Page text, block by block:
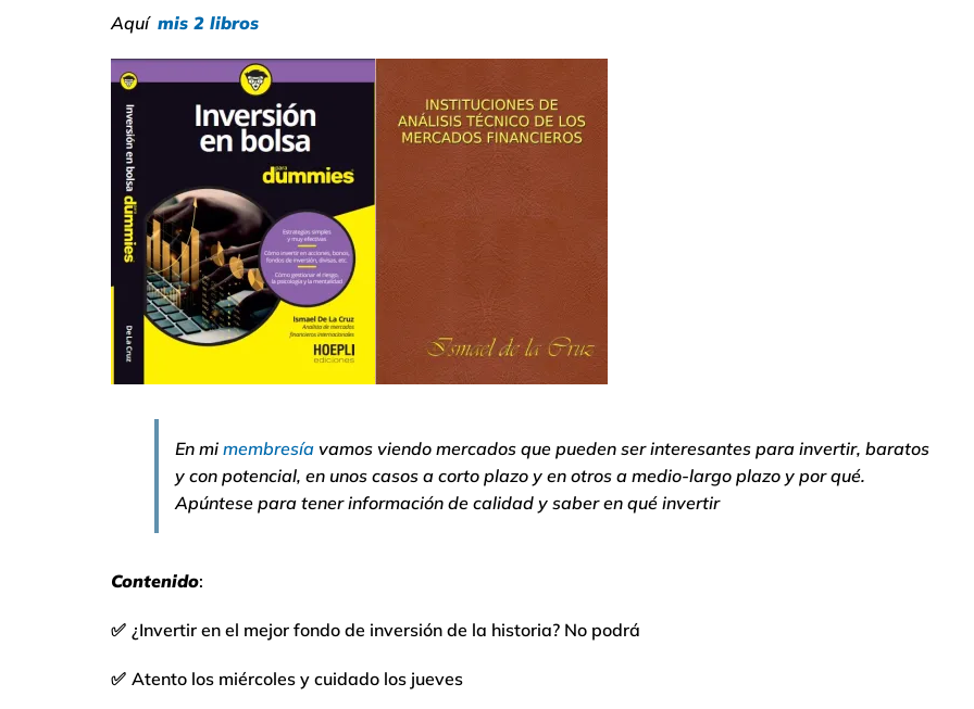
Aquí mis 2 libros
En mi membresía vamos viendo mercados que pueden ser interesantes para invertir, baratos
y con potencial, en unos casos a corto plazo y en otros a medio-largo plazo y por qué.
Apúntese para tener información de calidad y saber en qué invertir
Contenido:
✅ ¿Invertir en el mejor fondo de inversión de la historia? No podrá
✅ Atento los miércoles y cuidado los jueves